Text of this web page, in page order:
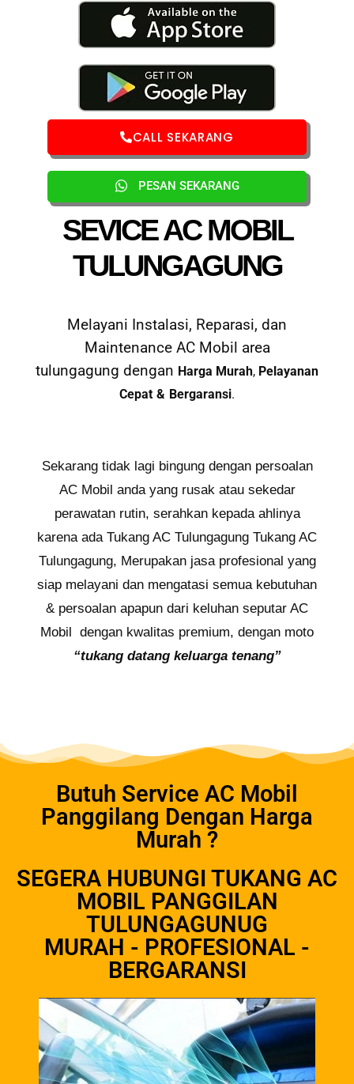
SEVICE AC MOBIL
TULUNGAGUNG
Melayani Instalasi, Reparasi, dan
Maintenance AC Mobil area
tulungagung dengan Harga Murah, Pelayanan
Cepat & Bergaransi.
Sekarang tidak lagi bingung dengan persoalan
AC Mobil anda yang rusak atau sekedar
perawatan rutin, serahkan kepada ahlinya
karena ada Tukang AC Tulungagung Tukang AC
Tulungagung, Merupakan jasa profesional yang
siap melayani dan mengatasi semua kebutuhan
& persoalan apapun dari keluhan seputar AC
Mobil dengan kwalitas premium, dengan moto
“tukang datang keluarga tenang”
CALL SEKARANG
PESAN SEKARANG
Butuh Service AC Mobil
Panggilang Dengan Harga
Murah ?
SEGERA HUBUNGI TUKANG AC
MOBIL PANGGILAN
TULUNGAGUNUG
MURAH - PROFESIONAL -
BERGARANSI